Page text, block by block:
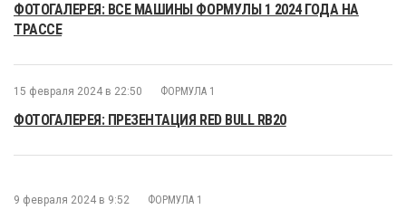
ФОТОГАЛЕРЕЯ: ВСЕ МАШИНЫ ФОРМУЛЫ 1 2024 ГОДА НА
ТРАССЕ
15 февраля 2024 в 22:50 ФОРМУЛА 1
ФОТОГАЛЕРЕЯ: ПРЕЗЕНТАЦИЯ RED BULL RB20
9 февраля 2024 в 9:52 ФОРМУЛА 1